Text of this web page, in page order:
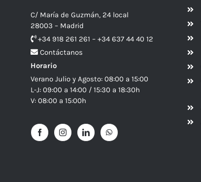
C/ María de Guzmán, 24 local
28003 – Madrid
+34 918 261 261 – +34 637 44 40 12
Contáctanos
Horario
Verano Julio y Agosto: 08:00 a 15:00
L-J: 09:00 a 14:00 / 15:30 a 18:30h
V: 08:00 a 15:00h